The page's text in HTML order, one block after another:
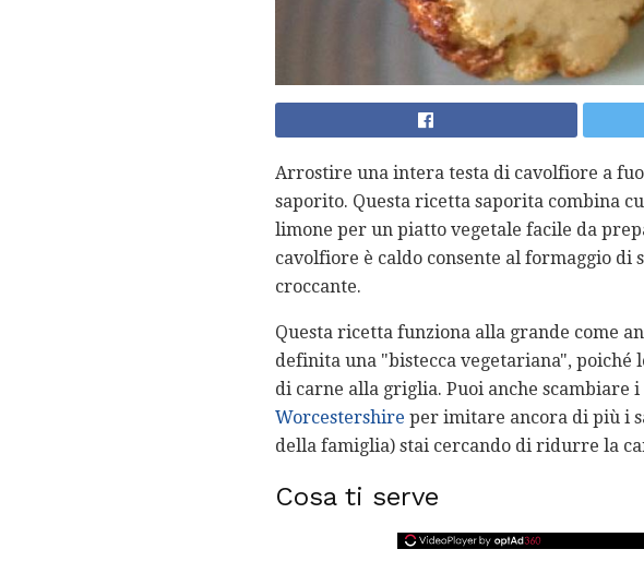
Arrostire una intera testa di cavolfiore a
saporito. Questa ricetta saporita combina
limone per un piatto vegetale facile da
cavolfiore è caldo consente al formaggio
croccante.
Questa ricetta funziona alla grande come
definita una "bistecca vegetariana",
di carne alla griglia. Puoi anche scambiare
Worcestershire per imitare ancora di più i
della famiglia) stai cercando di ridurre la
Cosa ti serve